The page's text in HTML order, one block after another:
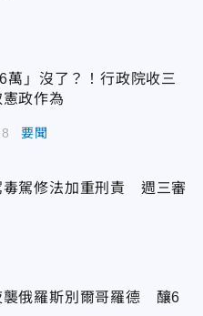
萬」沒了？！行政院收三
政作為
要聞
毒駕修法加重刑責 週三審
襲俄羅斯別爾哥羅德 釀6